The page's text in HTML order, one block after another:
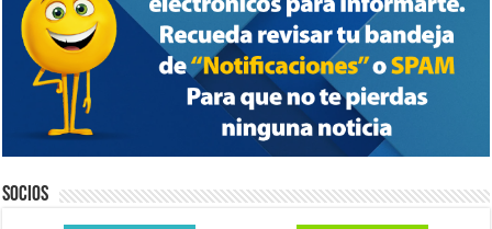
Socios